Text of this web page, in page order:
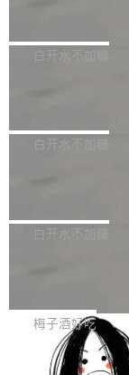
不得生成涉及安全性
36个月。 公告显示
员工参与设立的专项
获配9...
Bug fixes and
一个回归问题，该问
题，该问题可能导
白开水不加糖
e 孵化器项目管理
P）！这一里程碑不
白开水不加糖
长期停止内容更新
提交的编辑请求也
pedia 于去年底上
容的百科平台，被
白开水不加糖
是这样的：配
声明
梅子酒好吃
Apache Doris